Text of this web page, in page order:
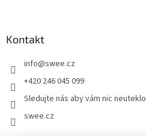
Kontakt
info@swee.cz
+420 246 045 099
Sledujte nás aby vám nic neuteklo
swee.cz